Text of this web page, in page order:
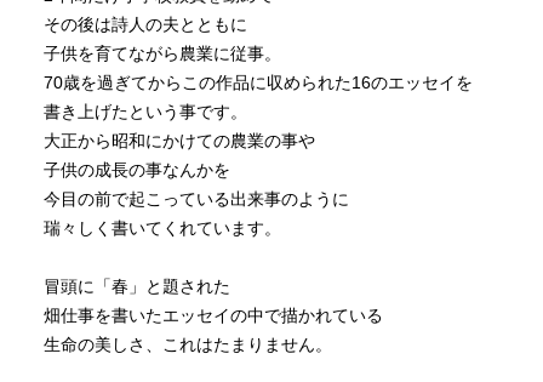
その後は詩人の夫とともに
子供を育てながら農業に従事。
70歳を過ぎてからこの作品に収められた16のエッセイを
書き上げたという事です。
大正から昭和にかけての農業の事や
子供の成長の事なんかを
今目の前で起こっている出来事のように
瑞々しく書いてくれています。
冒頭に「春」と題された
畑仕事を書いたエッセイの中で描かれている
生命の美しさ、これはたまりません。